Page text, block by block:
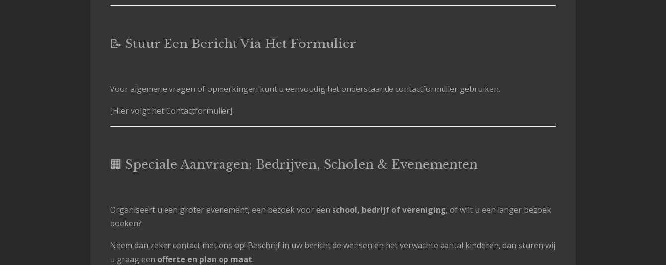
📝 Stuur Een Bericht Via Het Formulier
Voor algemene vragen of opmerkingen kunt u eenvoudig het onderstaande contactformulier gebruiken.
[Hier volgt het Contactformulier]
🏢 Speciale Aanvragen: Bedrijven, Scholen & Evenementen
Organiseert u een groter evenement, een bezoek voor een school, bedrijf of vereniging, of wilt u een langer bezoek
boeken?
Neem dan zeker contact met ons op! Beschrijf in uw bericht de wensen en het verwachte aantal kinderen, dan sturen wij
u graag een offerte en plan op maat.